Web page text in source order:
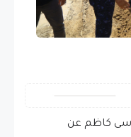
كاظم عن